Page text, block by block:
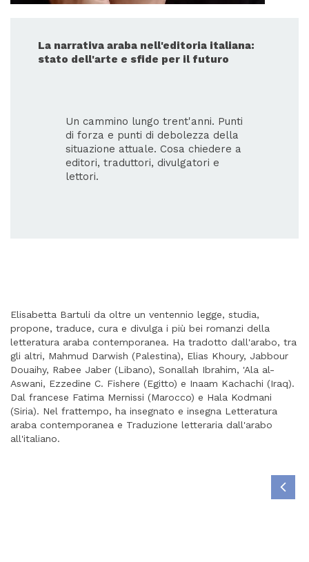
La narrativa araba nell'editoria italiana:
stato dell'arte e sfide per il futuro
Un cammino lungo trent'anni. Punti
di forza e punti di debolezza della
situazione attuale. Cosa chiedere a
editori, traduttori, divulgatori e
lettori.
Elisabetta Bartuli da oltre un ventennio legge, studia,
propone, traduce, cura e divulga i più bei romanzi della
letteratura araba contemporanea. Ha tradotto dall'arabo, tra
gli altri, Mahmud Darwish (Palestina), Elias Khoury, Jabbour
Douaihy, Rabee Jaber (Libano), Sonallah Ibrahim, 'Ala al-
Aswani, Ezzedine C. Fishere (Egitto) e Inaam Kachachi (Iraq).
Dal francese Fatima Mernissi (Marocco) e Hala Kodmani
(Siria). Nel frattempo, ha insegnato e insegna Letteratura
araba contemporanea e Traduzione letteraria dall'arabo
all'italiano.